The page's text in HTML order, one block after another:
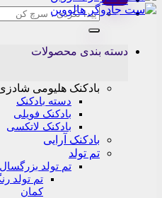
جستجو
برای:
دسته بندی محصولات
بادکنک هلیومی
دسته بادکنک
بادکنک فویلی
بادکنک لاتکسی
بادکنک آرایی
تم تولد
تم تولد بزرگسال
تم تولد
کمان